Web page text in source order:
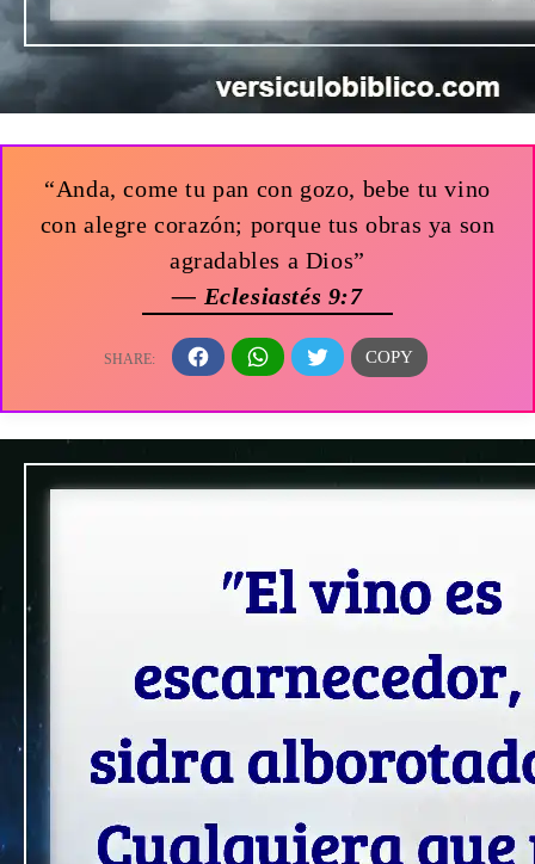
“Anda, come tu pan con gozo, bebe tu vino
con alegre corazón; porque tus obras ya son
agradables a Dios”
— Eclesiastés 9:7